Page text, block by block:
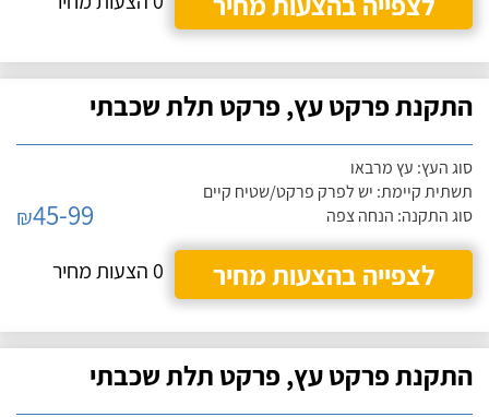
התקנת פרקט עץ, פרקט תלת שכבתי
סוג העץ: עץ מרבאו
תשתית קיימת: יש לפרק פרקט/שטיח קיים
סוג התקנה: הנחה צפה
₪45-99
לצפייה בהצעות מחיר
0 הצעות מחיר
התקנת פרקט עץ, פרקט תלת שכבתי